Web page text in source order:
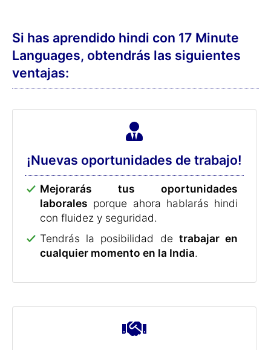
¿Quién sabe? ... Quizás el amor de tu
vida hable hindi.
¿Tienes una
¡Tu pareja estará orgullosa de ti si
¡Cada viaje será una experiencia
inolvidable!
Amplía tus horizontes viajando a La
Podrás conocer y entendermucho
el país y a sus habitantes